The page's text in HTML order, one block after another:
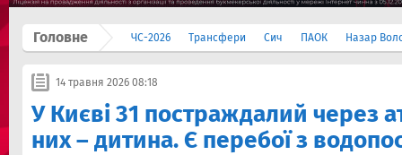
Головне ЧС-2026 Трансфери Сич ПАОК Назар
14 травня 2026 08:18
У Києві 31 постраждалий через
них – дитина. Є перебої з